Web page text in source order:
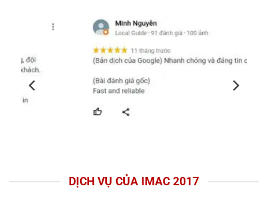
DỊCH VỤ CỦA IMAC 2017